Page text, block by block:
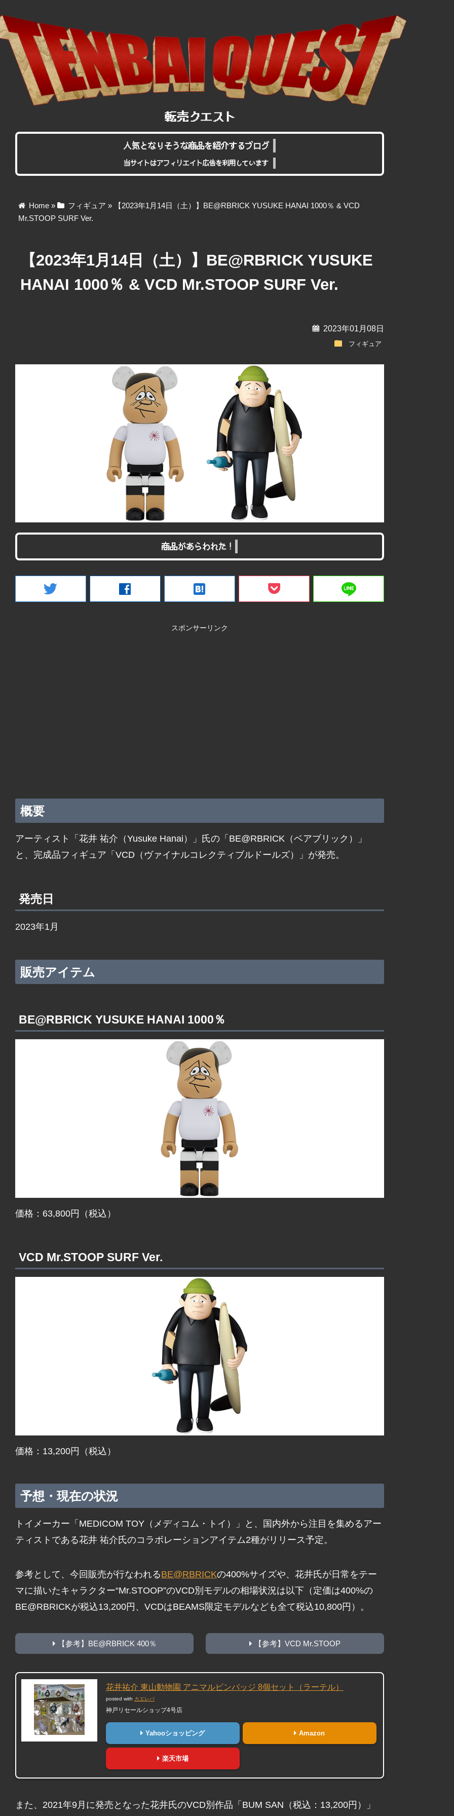
人気となりそうな商品を紹介するブログ
当サイトはアフィリエイト広告を利用しています
Home » フィギュア »
【2023年1月14日（土）】BE@RBRICK YUSUKE HANAI 1000％ & VCD
Mr.STOOP SURF Ver.
【2023年1月14日（土）】BE@RBRICK YUSUKE
HANAI 1000％ & VCD Mr.STOOP SURF Ver.
calendar 2023年01月08日
folder フィギュア
商品があらわれた！
twitter facebook hatenabookmark line
スポンサーリンク
概要
アーティスト「花井 祐介（Yusuke Hanai）」氏の「BE@RBRICK（ベアブリック）」
と、完成品フィギュア「VCD（ヴァイナルコレクティブルドールズ）」が発売。
発売日
2023年1月
販売アイテム
BE@RBRICK YUSUKE HANAI 1000％
価格：63,800円（税込）
VCD Mr.STOOP SURF Ver.
価格：13,200円（税込）
予想・現在の状況
トイメーカー「MEDICOM TOY（メディコム・トイ）」と、国内外から注目を集めるアー
ティストである花井 祐介氏のコラボレーションアイテム2種がリリース予定。
参考として、今回販売が行なわれるBE@RBRICKの400%サイズや、花井氏が日常をテー
マに描いたキャラクター“Mr.STOOP”のVCD別モデルの相場状況は以下（定価は400%の
BE@RBRICKが税込13,200円、VCDはBEAMS限定モデルなども全て税込10,800円）。
【参考】BE@RBRICK 400％ 【参考】VCD Mr.STOOP
花井祐介 東山動物園 アニマルピンバッジ 8個セット（ラーテル）
posted with カエレバ
神戸リセールショップ4号店
Yahooショッピング Amazon
楽天市場
また、2021年9月に発売となった花井氏のVCD別作品「BUM SAN（税込：13,200円）」